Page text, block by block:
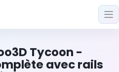
Tycoon -
avec rails